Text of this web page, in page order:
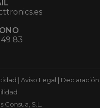
49 83
Aviso Legal
Declaración
Gonsua, S.L.